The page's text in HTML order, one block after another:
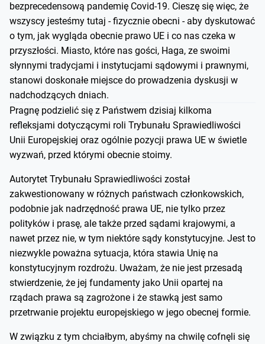
bezprecedensową pandemię Covid-19. Cieszę się więc, że
wszyscy jesteśmy tutaj - fizycznie obecni - aby dyskutować
o tym, jak wygląda obecnie prawo UE i co nas czeka w
przyszłości. Miasto, które nas gości, Haga, ze swoimi
słynnymi tradycjami i instytucjami sądowymi i prawnymi,
stanowi doskonałe miejsce do prowadzenia dyskusji w
nadchodzących dniach.
Pragnę podzielić się z Państwem dzisiaj kilkoma
refleksjami dotyczącymi roli Trybunału Sprawiedliwości
Unii Europejskiej oraz ogólnie pozycji prawa UE w świetle
wyzwań, przed którymi obecnie stoimy.
Autorytet Trybunału Sprawiedliwości został
zakwestionowany w różnych państwach członkowskich,
podobnie jak nadrzędność prawa UE, nie tylko przez
polityków i prasę, ale także przed sądami krajowymi, a
nawet przez nie, w tym niektóre sądy konstytucyjne. Jest to
niezwykle poważna sytuacja, która stawia Unię na
konstytucyjnym rozdrożu. Uważam, że nie jest przesadą
stwierdzenie, że jej fundamenty jako Unii opartej na
rządach prawa są zagrożone i że stawką jest samo
przetrwanie projektu europejskiego w jego obecnej formie.
W związku z tym chciałbym, abyśmy na chwilę cofnęli się